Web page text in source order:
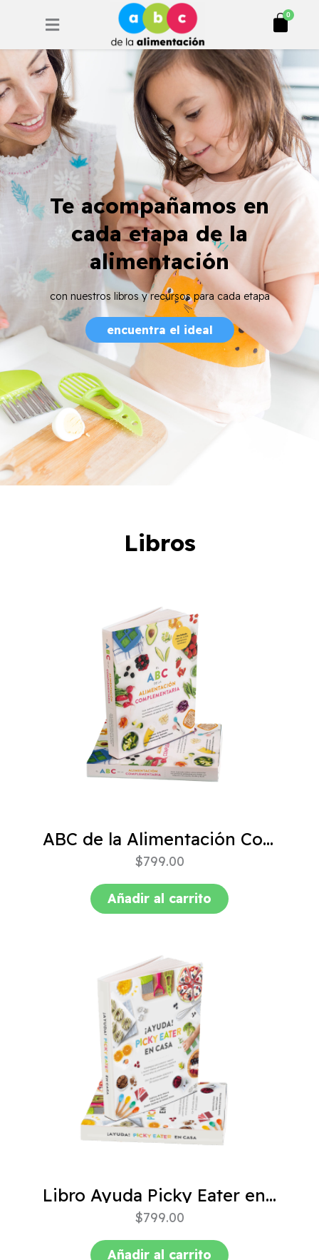
0
Cart
Te acompañamos en
cada etapa de la
alimentación
con nuestros libros y recursos para cada etapa
encuentra el ideal
Libros
ABC de la Alimentación Complementaria 4ta edición
$799.00
Añadir al carrito
Libro Ayuda Picky Eater en casa
$799.00
Añadir al carrito